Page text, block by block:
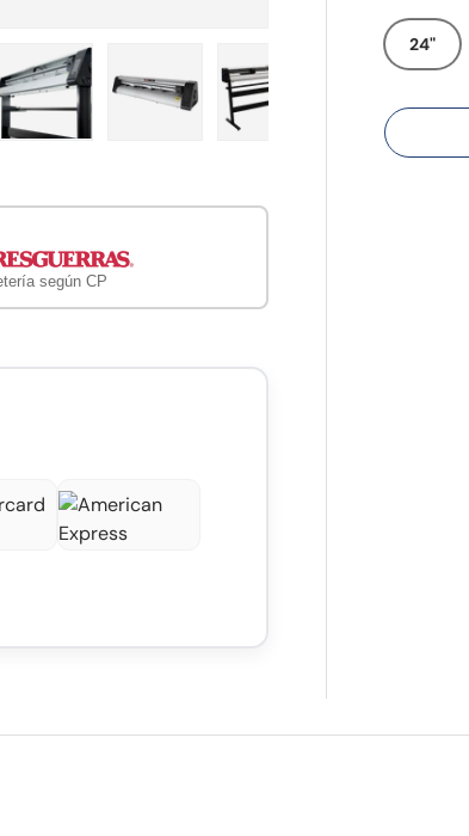
Cargar imagen 6 en la vista de
Cargar imagen 7 en la
24"
según CP